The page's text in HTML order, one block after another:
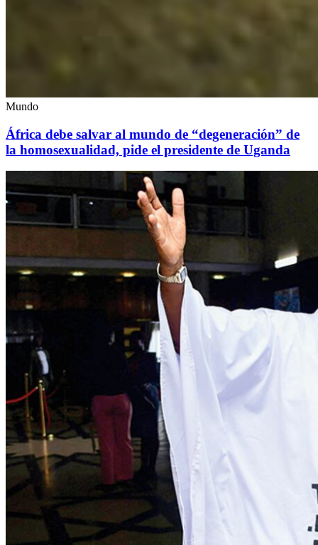
Mundo
África debe salvar al mundo de “degeneración” de
la homosexualidad, pide el presidente de Uganda